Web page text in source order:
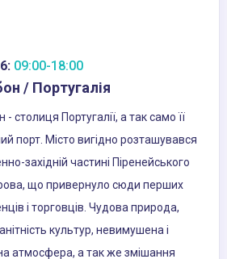
09:00-18:00
/ Португалія
- столиця Португалії, а так само її
порт. Місто вигідно розташувався
західній частині Піренейського
що привернуло сюди перших
і торговців. Чудова природа,
культур, невимушена і
атмосфера, а так же змішання